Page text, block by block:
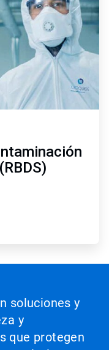
soluciones y
y
que protegen